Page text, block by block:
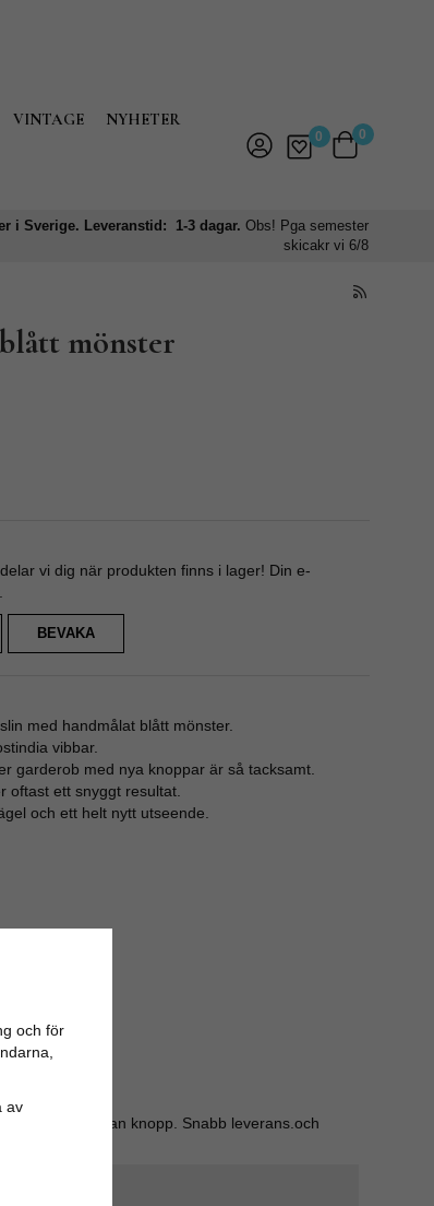
VINTAGE NYHETER
0 0
i Sverige. Leveranstid: 1-3 dagar.Obs! Pga semester
skicakr vi 6/8
mönster
vi dig när produkten finns i lager! Din e-
BEVAKA
med handmålat blått mönster.
vibbar.
garderob med nya knoppar är så tacksamt.
oftast ett snyggt resultat.
och ett helt nytt utseende.
valde en annan knopp. Snabb leverans.och
och för
av